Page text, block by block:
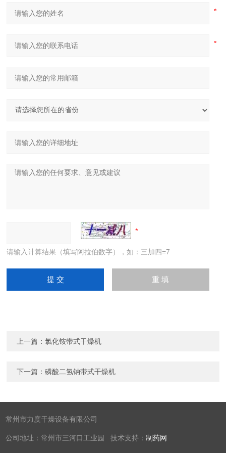
请输入计算结果（填写阿拉伯数字），如：三加四=7
上一篇：氯化铵带式干燥机
下一篇：磷酸二氢钠带式干燥机
常州市力度干燥设备有限公司
公司地址：常州市三河口工业园 技术支持：制药网